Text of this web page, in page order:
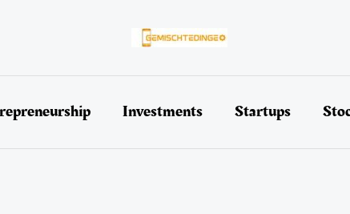
Investments Startups